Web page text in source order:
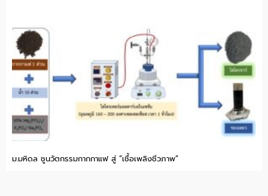
ม.มหิดล ชูนวัตกรรมกากกาแฟ สู่ “เชื้อเพลิงชีวภาพ”